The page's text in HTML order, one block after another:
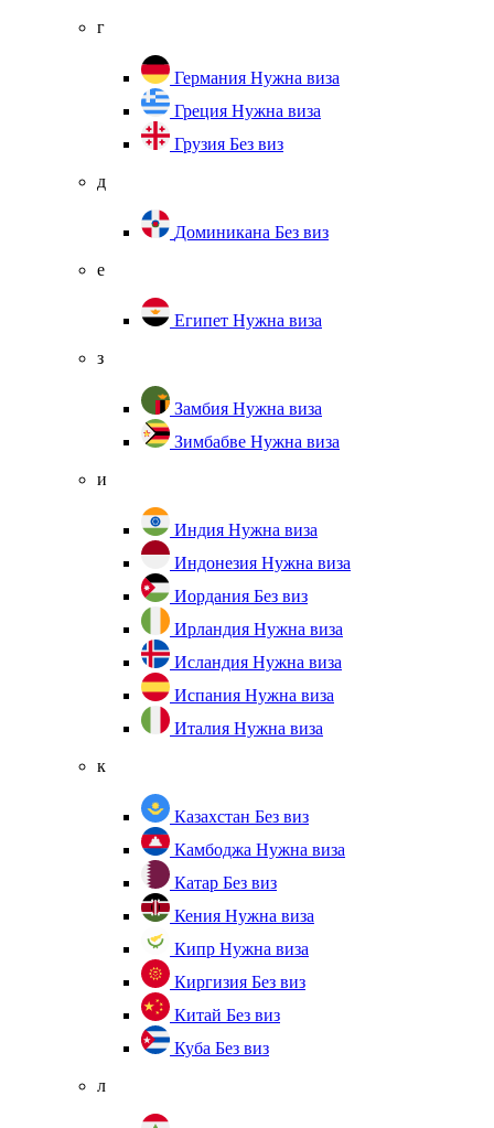
г
Германия Нужна виза
Греция Нужна виза
Грузия Без виз
д
Доминикана Без виз
е
Египет Нужна виза
з
Замбия Нужна виза
Зимбабве Нужна виза
и
Индия Нужна виза
Индонезия Нужна виза
Иордания Без виз
Ирландия Нужна виза
Исландия Нужна виза
Испания Нужна виза
Италия Нужна виза
к
Казахстан Без виз
Камбоджа Нужна виза
Катар Без виз
Кения Нужна виза
Кипр Нужна виза
Киргизия Без виз
Китай Без виз
Куба Без виз
л